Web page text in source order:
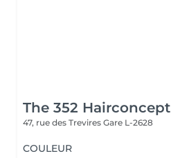
The 352 Hairconcept
47, rue des Trevires Gare L-2628
COULEUR